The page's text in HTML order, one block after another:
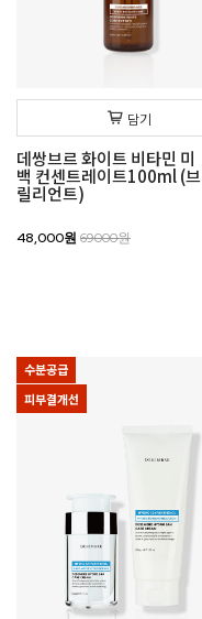
담기
데쌍브르 화이트 비타민 미
백 컨센트레이트100ml (브
릴리언트)
48,000원 69000원
수분공급
피부결개선